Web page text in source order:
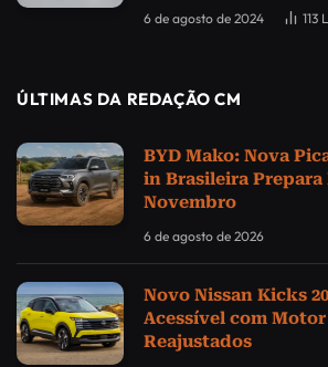
6 de agosto de 2024 113
ÚLTIMAS DA REDAÇÃO CM
BYD Mako: Nova
in Brasileira Prepara
Novembro
6 de agosto de 2026
Novo Nissan Kicks
Acessível com
Reajustados